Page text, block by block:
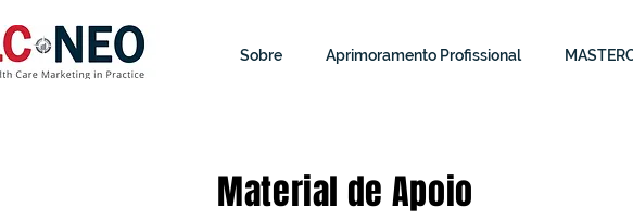
Sobre Aprimoramento Profissional
Material de Apoio